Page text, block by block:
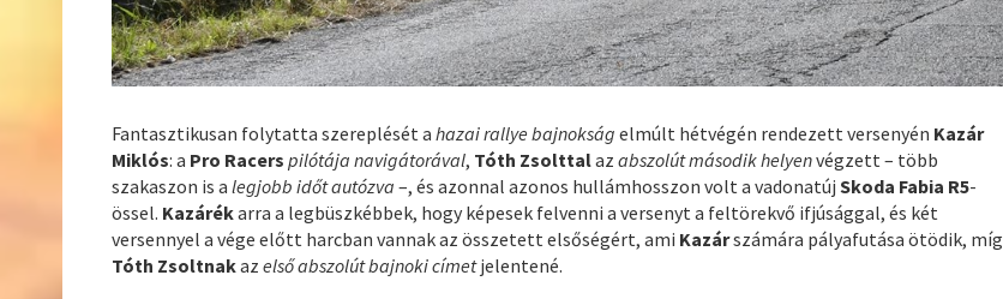
Fantasztikusan folytatta szereplését ahazai rallye bajnokság elmúlt hétvégén rendezett versenyén Kazár
Miklós: a Pro Racers pilótája navigátorával, Tóth Zsolttalazabszolút második helyenvégzett – több
szakaszon is alegjobb időt autózva –, és azonnal azonos hullámhosszon volt a vadonatújSkoda Fabia R5-
össel. Kazárékarra a legbüszkébbek, hogy képesek felvenni a versenyt a feltörekvő ifjúsággal, és két
versennyel a vége előtt harcban vannak az összetett elsőségért, ami Kazárszámára pályafutása ötödik, míg
Tóth Zsoltnakazelső abszolút bajnoki címetjelentené.